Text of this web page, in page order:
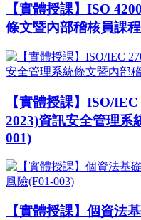
【實體授課】ISO
條文暨內部稽核員課
【實體授課】ISO/
2023)資訊安全管理系
001)
【實體授課】個資法